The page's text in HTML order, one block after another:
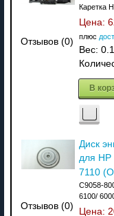
Отзывов (0)
Каретка
Цена:
плюс
Вес:
В
Отзывов (0)
Диск
для
7110
C9058-
6100/
Цена: